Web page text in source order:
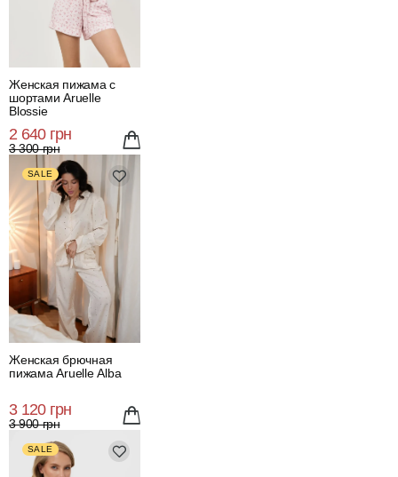
Женская пижама с
шортами Aruelle
Blossie
2 640 грн
3 300 грн
SALE
Женская брючная
пижама Aruelle Alba
3 120 грн
3 900 грн
SALE